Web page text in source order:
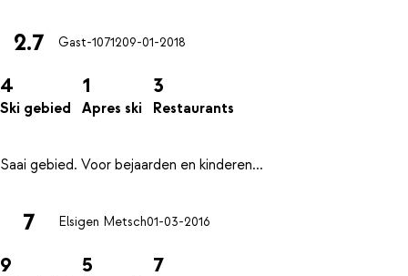
2.7 Gast-1071209-01-2018
4
Ski gebied
1
Apres ski
3
Restaurants
7 Elsigen Metsch01-03-2016
9 5 7